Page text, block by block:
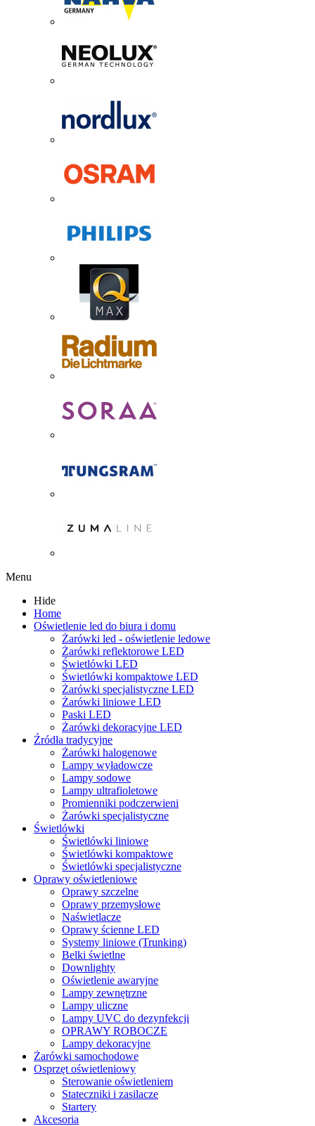
Menu
Hide
Home
Oświetlenie led do biura i domu
Żarówki led - oświetlenie ledowe
Żarówki reflektorowe LED
Świetlówki LED
Świetlówki kompaktowe LED
Żarówki specjalistyczne LED
Żarówki liniowe LED
Paski LED
Żarówki dekoracyjne LED
Źródła tradycyjne
Żarówki halogenowe
Lampy wyładowcze
Lampy sodowe
Lampy ultrafioletowe
Promienniki podczerwieni
Żarówki specjalistyczne
Świetlówki
Świetlówki liniowe
Świetlówki kompaktowe
Świetlówki specjalistyczne
Oprawy oświetleniowe
Oprawy szczelne
Oprawy przemysłowe
Naświetlacze
Oprawy ścienne LED
Systemy liniowe (Trunking)
Belki świetlne
Downlighty
Oświetlenie awaryjne
Lampy zewnętrzne
Lampy uliczne
Lampy UVC do dezynfekcji
OPRAWY ROBOCZE
Lampy dekoracyjne
Żarówki samochodowe
Osprzęt oświetleniowy
Sterowanie oświetleniem
Stateczniki i zasilacze
Startery
Akcesoria